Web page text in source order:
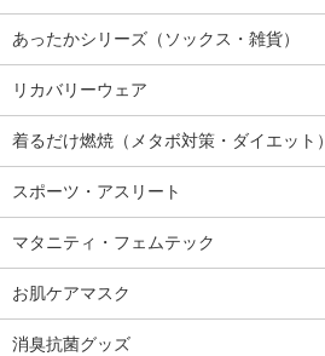
あったかシリーズ（ソックス・雑貨）
リカバリーウェア
着るだけ燃焼（メタボ対策・ダイエット）
スポーツ・アスリート
マタニティ・フェムテック
お肌ケアマスク
消臭抗菌グッズ